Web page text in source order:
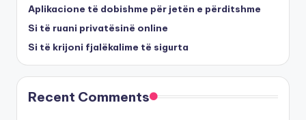
Aplikacione të dobishme për jetën e përditshme
Si të ruani privatësinë online
Si të krijoni fjalëkalime të sigurta
Recent Comments